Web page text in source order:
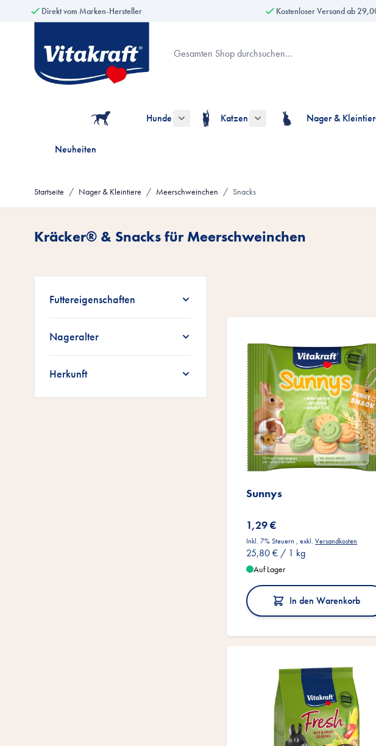
Direkt vom Marken-Hersteller Kostenloser Versand ab
Hunde
Untermenü für die Kategorie Hunde anzeigen
Katzen
Untermenü für die Kategorie
Nager &
Neuheiten
Startseite / Nager & Kleintiere / Meerschweinchen / Snacks
Kräcker® & Snacks für Meerschweinchen
Zur Produktliste springen
Futtereigenschaften
Nageralter
Herkunft
Sunnys
1,29 €
Inkl. 7% Steuern , exkl. Versandkosten
25,80 € / 1 kg
Auf Lager
In den Warenkorb